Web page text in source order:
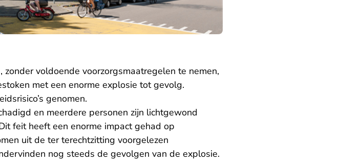
voldoende voorzorgsmaatregelen te nemen,
met een enorme explosie tot gevolg.
genomen.
en meerdere personen zijn lichtgewond
feit heeft een enorme impact gehad op
uit de ter terechtzitting voorgelezen
nog steeds de gevolgen van de explosie.